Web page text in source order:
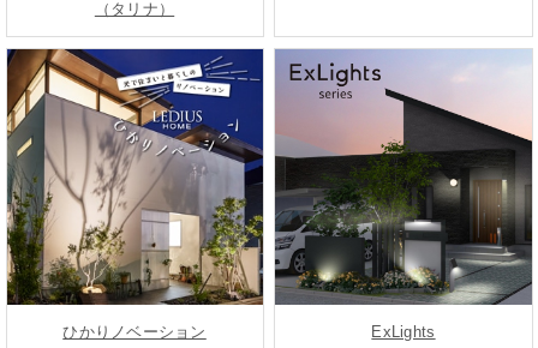
（タリナ）
ひかりノベーション
ExLights